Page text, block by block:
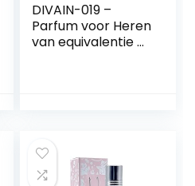
DIVAIN-019 –
Parfum voor Heren
van equivalentie –